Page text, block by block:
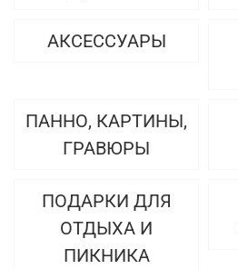
АКСЕССУАРЫ
ПАННО, КАРТИНЫ,
ГРАВЮРЫ
ПОДАРКИ ДЛЯ
ОТДЫХА И
ПИКНИКА